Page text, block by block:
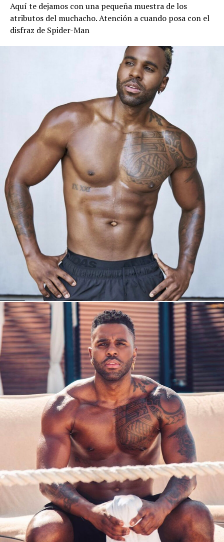
Aquí te dejamos con una pequeña muestra de los
atributos del muchacho. Atención a cuando posa con el
disfraz de Spider-Man